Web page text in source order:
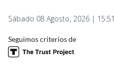
Sábado 08 Agosto, 2026 | 15:51
Seguimos criterios de